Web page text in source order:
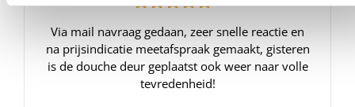
Via mail navraag gedaan, zeer snelle reactie en
na prijsindicatie meetafspraak gemaakt, gisteren
is de douche deur geplaatst ook weer naar volle
tevredenheid!